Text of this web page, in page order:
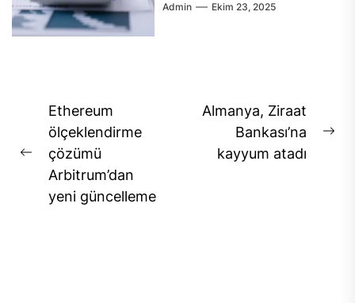
Admin Ekim 23, 2025
Yazı
gezinmesi
Previous
post:
Ethereum
ölçeklendirme
çözümü
Arbitrum’dan
yeni güncelleme
Almanya, Ziraat
Bankası’na
kayyum atadı